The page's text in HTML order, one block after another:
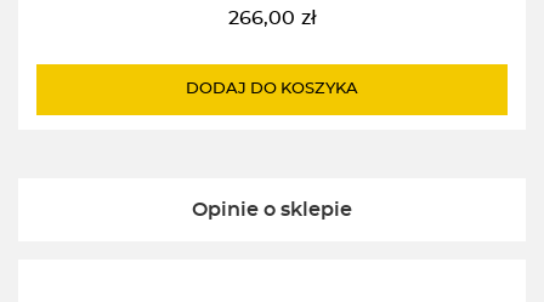
266,00 zł
DODAJ DO KOSZYKA
Opinie o sklepie